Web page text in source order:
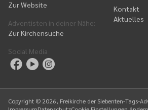
Zur Website
Adventisten in deiner Nähe:
Zur Kirchensuche
Social Media
Kontakt
Aktuelles
Copyright © 2026, Freikirche der Siebenten-Tags-